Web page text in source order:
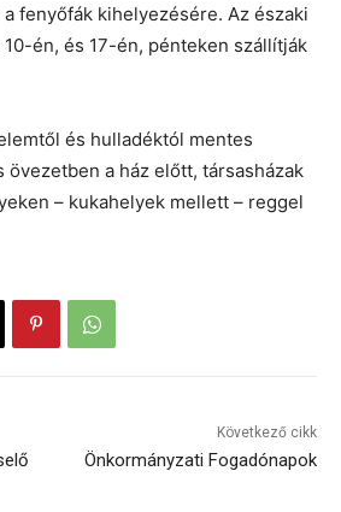
fenyőfák kihelyezésére. Az északi
én, és 17-én, pénteken szállítják
és hulladéktól mentes
a ház előtt, társasházak
– kukahelyek mellett – reggel
Következő cikk
Önkormányzati Fogadónapok